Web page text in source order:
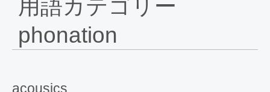
用語カテゴリー
phonation
acousics